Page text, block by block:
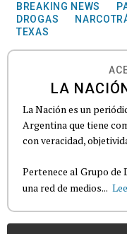
BREAKING NEWS
DROGAS
TEXAS
LA
La Nación es un
Argentina que tiene
con veracidad,
Pertenece al Grupo de
una red de medios...